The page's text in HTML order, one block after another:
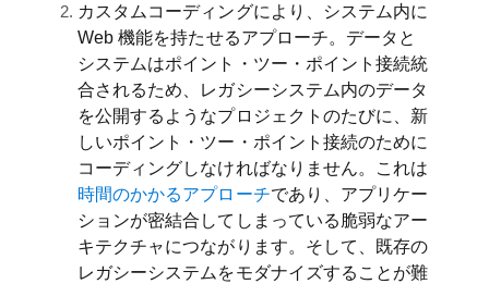
カスタムコーディングにより、システム内に
Web 機能を持たせるアプローチ。データと
システムはポイント・ツー・ポイント接続統
合されるため、レガシーシステム内のデータ
を公開するようなプロジェクトのたびに、新
しいポイント・ツー・ポイント接続のために
コーディングしなければなりません。これは
時間のかかるアプローチであり、アプリケー
ションが密結合してしまっている脆弱なアー
キテクチャにつながります。そして、既存の
レガシーシステムをモダナイズすることが難